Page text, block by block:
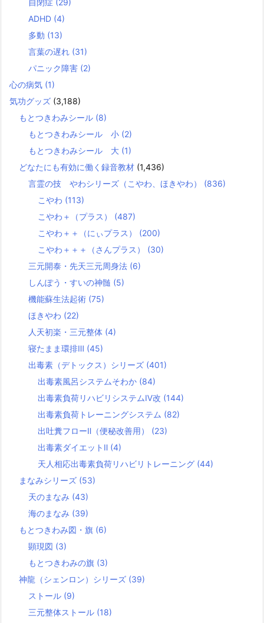
自閉症 (29)
ADHD (4)
多動 (13)
言葉の遅れ (31)
パニック障害 (2)
心の病気 (1)
気功グッズ (3,188)
もとつきわみシール (8)
もとつきわみシール 小 (2)
もとつきわみシール 大 (1)
どなたにも有効に働く録音教材 (1,436)
言霊の技 やわシリーズ（こやわ、ほきやわ） (836)
こやわ (113)
こやわ＋（プラス） (487)
こやわ＋＋（にぃプラス） (200)
こやわ＋＋＋（さんプラス） (30)
三元開泰・先天三元周身法 (6)
しんぽう・すいの神髄 (5)
機能蘇生法起術 (75)
ほきやわ (22)
人天初楽・三元整体 (4)
寝たまま環排Ⅲ (45)
出毒素（デトックス）シリーズ (401)
出毒素風呂システムそわか (84)
出毒素負荷リハビリシステムⅣ改 (144)
出毒素負荷トレーニングシステム (82)
出吐糞フローⅡ（便秘改善用） (23)
出毒素ダイエットⅡ (4)
天人相応出毒素負荷リハビリトレーニング (44)
まなみシリーズ (53)
天のまなみ (43)
海のまなみ (39)
もとつきわみ図・旗 (6)
顕現図 (3)
もとつきわみの旗 (3)
神龍（シェンロン）シリーズ (39)
ストール (9)
三元整体ストール (18)